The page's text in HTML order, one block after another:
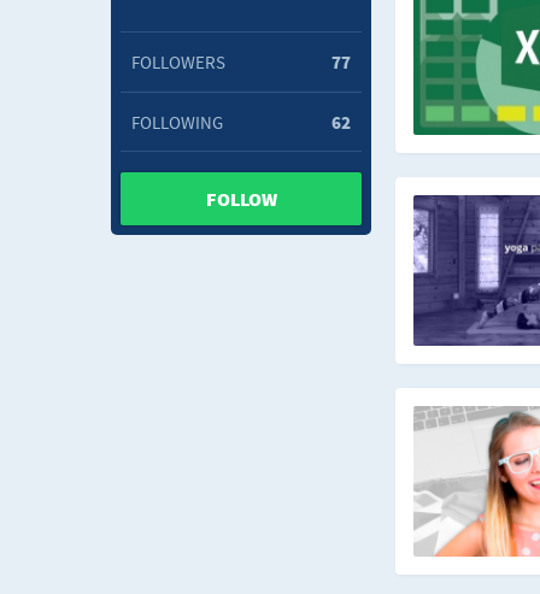
FOLLOWERS 77
FOLLOWING 62
FOLLOW